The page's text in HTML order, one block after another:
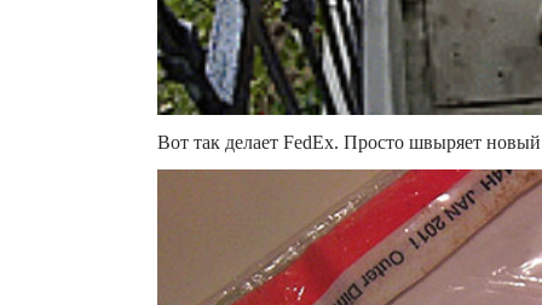
Вот так делает FedEx. Просто швыряет